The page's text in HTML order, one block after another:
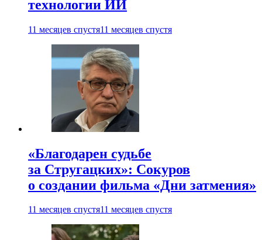
технологии ИИ
11 месяцев спустя11 месяцев спустя
«Благодарен судьбе
за Стругацких»: Сокуров
о создании фильма «Дни затмения»
11 месяцев спустя11 месяцев спустя